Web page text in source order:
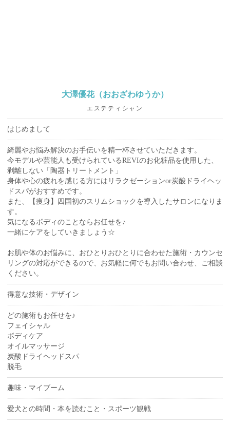
大澤優花（おおざわゆうか）
エステティシャン
はじめまして
綺麗やお悩み解決のお手伝いを精一杯させていただきます。
今モデルや芸能人も受けられているREVIのお化粧品を使用した、
剥離しない「陶器トリートメント」
身体や心の疲れを感じる方にはリラクゼーションor炭酸ドライヘッ
ドスパがおすすめです。
また、【痩身】四国初のスリムショックを導入したサロンになりま
す。
気になるボディのことならお任せを♪
一緒にケアをしていきましょう☆
お肌や体のお悩みに、おひとりおひとりに合わせた施術・カウンセ
リングの対応ができるので、お気軽に何でもお問い合わせ、ご相談
ください。
得意な技術・デザイン
どの施術もお任せを♪
フェイシャル
ボディケア
オイルマッサージ
炭酸ドライヘッドスパ
脱毛
趣味・マイブーム
愛犬との時間・本を読むこと・スポーツ観戦